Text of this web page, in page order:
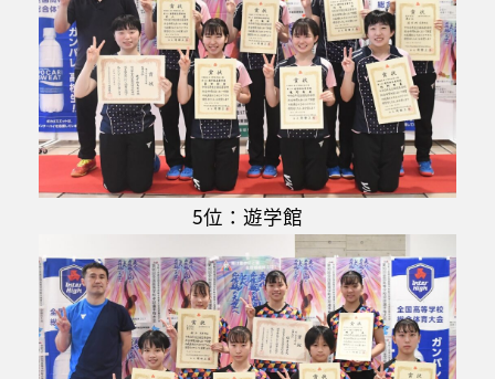
5位：遊学館